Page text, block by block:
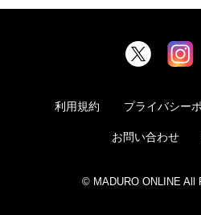
利用規約 プライバシー
お問い合わせ
© MADURO ONLINE All